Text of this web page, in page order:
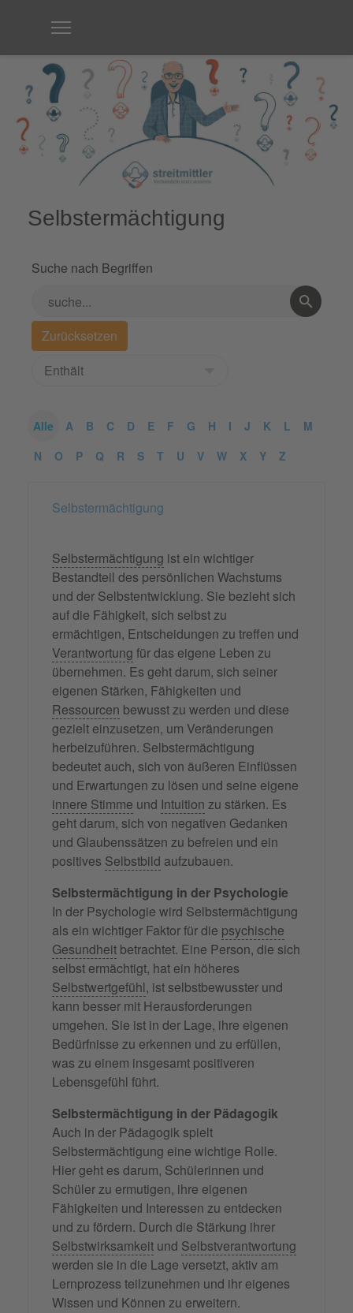
Selbstermächtigung
Suche nach Begriffen
Alle A B C D E F G H I J K L
M
N
O P Q R S T U V W X Y Z
Selbstermächtigung
Selbstermächtigung ist ein wichtiger
Bestandteil des persönlichen Wachstums
und der Selbstentwicklung. Sie bezieht sich
auf die Fähigkeit, sich selbst zu
ermächtigen, Entscheidungen zu treffen und
Verantwortung für das eigene Leben zu
übernehmen. Es geht darum, sich seiner
eigenen Stärken, Fähigkeiten und
Ressourcen bewusst zu werden und diese
gezielt einzusetzen, um Veränderungen
herbeizuführen. Selbstermächtigung
bedeutet auch, sich von äußeren Einflüssen
und Erwartungen zu lösen und seine eigene
innere Stimme und Intuition zu stärken. Es
geht darum, sich von negativen Gedanken
und Glaubenssätzen zu befreien und ein
positives Selbstbild aufzubauen.
Selbstermächtigung in der Psychologie
In der Psychologie wird Selbstermächtigung
als ein wichtiger Faktor für die psychische
Gesundheit betrachtet. Eine Person, die sich
selbst ermächtigt, hat ein höheres
Selbstwertgefühl, ist selbstbewusster und
kann besser mit Herausforderungen
umgehen. Sie ist in der Lage, ihre eigenen
Bedürfnisse zu erkennen und zu erfüllen,
was zu einem insgesamt positiveren
Lebensgefühl führt.
Selbstermächtigung in der Pädagogik
Auch in der Pädagogik spielt
Selbstermächtigung eine wichtige Rolle.
Hier geht es darum, Schülerinnen und
Schüler zu ermutigen, ihre eigenen
Fähigkeiten und Interessen zu entdecken
und zu fördern. Durch die Stärkung ihrer
Selbstwirksamkeit und Selbstverantwortung
werden sie in die Lage versetzt, aktiv am
Lernprozess teilzunehmen und ihr eigenes
Wissen und Können zu erweitern.